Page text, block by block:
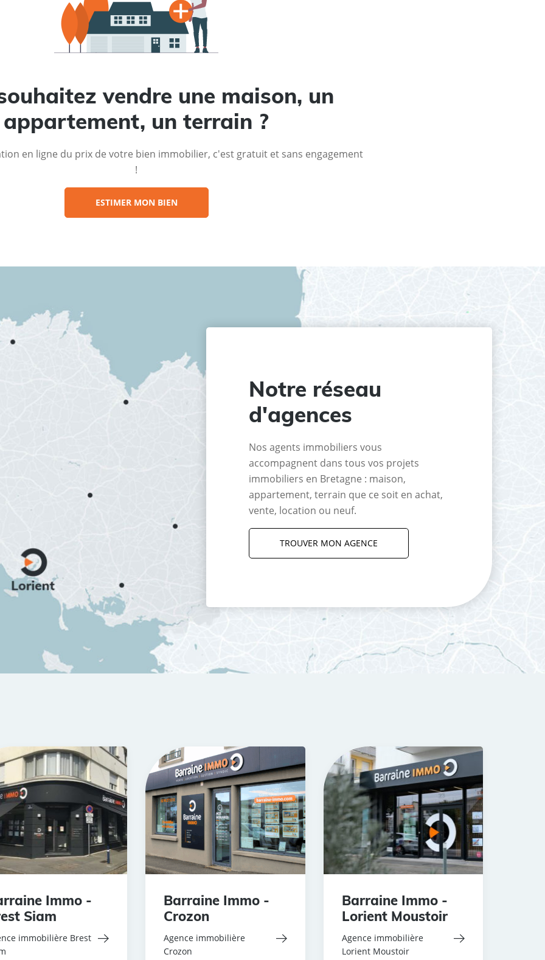
vendre une maison, un
appartement, un terrain ?
en ligne du prix de votre bien immobilier, c'est gratuit et sans engagement
!
ESTIMER MON BIEN
Notre réseau
d'agences
Nos agents immobiliers vous
accompagnent dans tous vos projets
immobiliers en Bretagne : maison,
appartement, terrain que ce soit en achat,
vente, location ou neuf.
TROUVER MON AGENCE
Immo -
Siam
immobilière Brest
Barraine Immo -
Crozon
Agence immobilière
Crozon
Barraine Immo -
Lorient Moustoir
Agence immobilière
Lorient Moustoir